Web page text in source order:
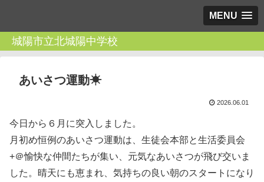
MENU
城陽市立北城陽中学校
あいさつ運動☀
2026.06.01
今日から６月に突入しました。
月初め恒例のあいさつ運動は、生徒会本部と生活委員会
+＠愉快な仲間たちが集い、元気なあいさつが飛び交いま
した。晴天にも恵まれ、気持ちの良い朝のスタートになり